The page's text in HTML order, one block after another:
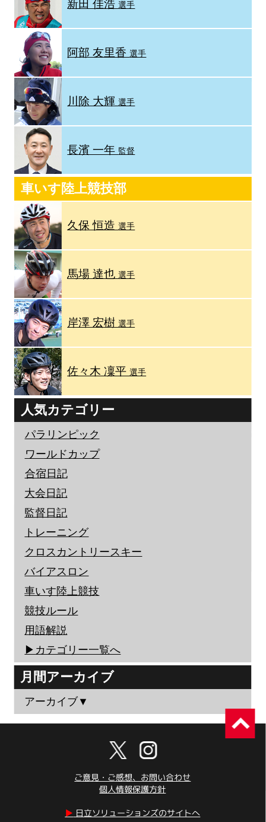
新田 佳浩選手
阿部 友里香選手
川除 大輝選手
長濱 一年 監督
車いす陸上競技部
久保 恒造選手
馬場 達也選手
岸澤 宏樹選手
佐々木 凜平選手
人気カテゴリー
パラリンピック
ワールドカップ
合宿日記
大会日記
監督日記
トレーニング
クロスカントリースキー
バイアスロン
車いす陸上競技
競技ルール
用語解説
▶︎カテゴリー一覧へ
月間アーカイブ
アーカイブ▼
ご意見・ご感想、お問い合わせ
個人情報保護方針
▶︎ 日立ソリューションズのサイトへ